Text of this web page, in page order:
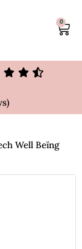
0
Well Beïng